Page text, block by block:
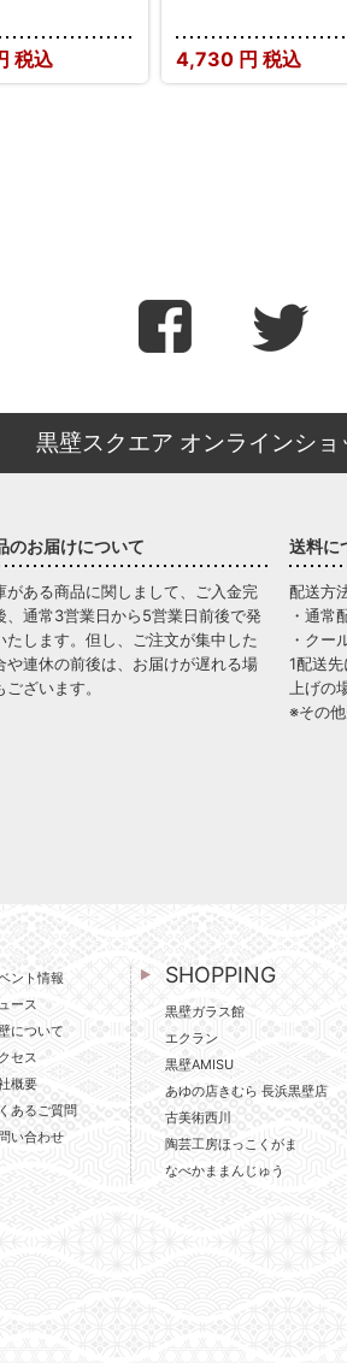
税込 4,730 円 税込
黒壁スクエア オンラインシ
のお届けについて
がある商品に関しまして、ご入金完
、通常3営業日から5営業日前後で発
たします。但し、ご注文が集中した
や連休の前後は、お届けが遅れる場
ございます。
送料に
配送方
・通
・ク
1配送
上げの
※その
ント情報
ース
について
セス
概要
あるご質問
い合わせ
SHOPPING
黒壁ガラス館
エクラン
黒壁AMISU
あゆの店きむら 長浜黒壁店
古美術西川
陶芸工房ほっこくがま
なべかままんじゅう